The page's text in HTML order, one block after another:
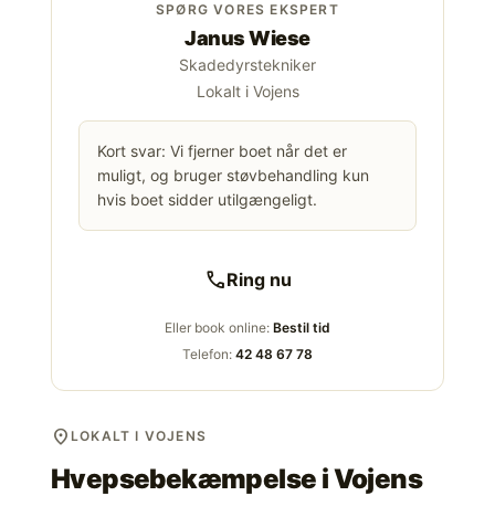
SPØRG VORES EKSPERT
Janus Wiese
Skadedyrstekniker
Lokalt i Vojens
Kort svar: Vi fjerner boet når det er
muligt, og bruger støvbehandling kun
hvis boet sidder utilgængeligt.
callRing nu
Eller book online: Bestil tid
Telefon: 42 48 67 78
location_on LOKALT I VOJENS
Hvepsebekæmpelse iVojens